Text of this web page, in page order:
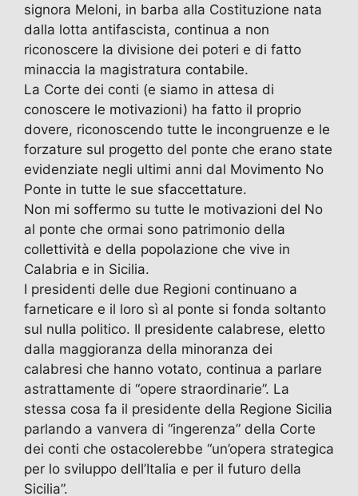
signora Meloni, in barba alla Costituzione nata
dalla lotta antifascista, continua a non
riconoscere la divisione dei poteri e di fatto
minaccia la magistratura contabile.
La Corte dei conti (e siamo in attesa di
conoscere le motivazioni) ha fatto il proprio
dovere, riconoscendo tutte le incongruenze e le
forzature sul progetto del ponte che erano state
evidenziate negli ultimi anni dal Movimento No
Ponte in tutte le sue sfaccettature.
Non mi soffermo su tutte le motivazioni del No
al ponte che ormai sono patrimonio della
collettività e della popolazione che vive in
Calabria e in Sicilia.
I presidenti delle due Regioni continuano a
farneticare e il loro sì al ponte si fonda soltanto
sul nulla politico. Il presidente calabrese, eletto
dalla maggioranza della minoranza dei
calabresi che hanno votato, continua a parlare
astrattamente di “opere straordinarie”. La
stessa cosa fa il presidente della Regione Sicilia
parlando a vanvera di “ingerenza” della Corte
dei conti che ostacolerebbe “un’opera strategica
per lo sviluppo dell’Italia e per il futuro della
Sicilia”.